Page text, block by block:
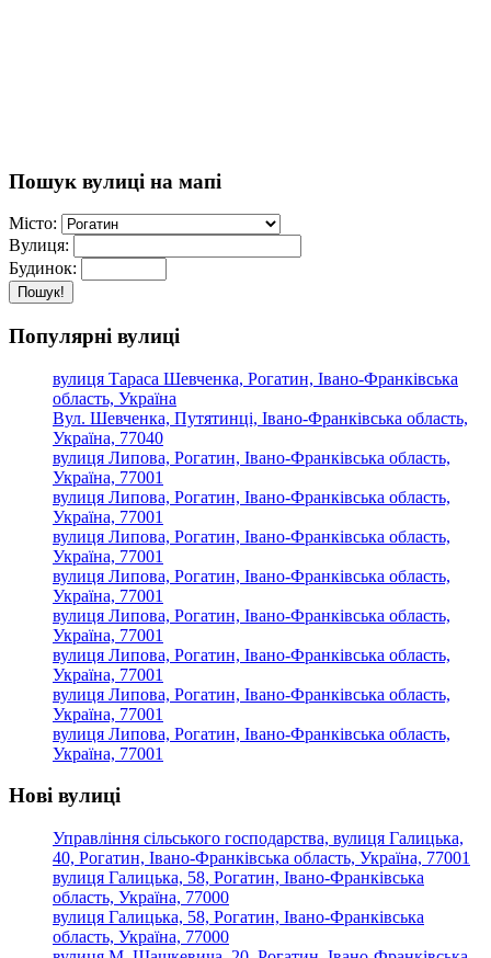
Пошук вулиці на мапі
Місто:
Вулиця:
Будинок:
Пошук!
Популярні вулиці
вулиця Тараса Шевченка, Рогатин, Івано-Франківська
область, Україна
Вул. Шевченка, Путятинці, Івано-Франківська область,
Україна, 77040
вулиця Липова, Рогатин, Івано-Франківська область,
Україна, 77001
вулиця Липова, Рогатин, Івано-Франківська область,
Україна, 77001
вулиця Липова, Рогатин, Івано-Франківська область,
Україна, 77001
вулиця Липова, Рогатин, Івано-Франківська область,
Україна, 77001
вулиця Липова, Рогатин, Івано-Франківська область,
Україна, 77001
вулиця Липова, Рогатин, Івано-Франківська область,
Україна, 77001
вулиця Липова, Рогатин, Івано-Франківська область,
Україна, 77001
вулиця Липова, Рогатин, Івано-Франківська область,
Україна, 77001
Нові вулиці
Управління сільського господарства, вулиця Галицька,
40, Рогатин, Івано-Франківська область, Україна, 77001
вулиця Галицька, 58, Рогатин, Івано-Франківська
область, Україна, 77000
вулиця Галицька, 58, Рогатин, Івано-Франківська
область, Україна, 77000